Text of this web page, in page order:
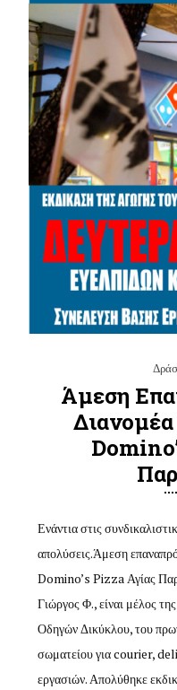
Άμεση
Ενάντια στις
απολύσεις.Άμεση
Domino’s Pizza Αγίας
Γιώργος Φ., είναι μέλος
Οδηγών Δικύκλου, του
σωματείου για courier,
εργασιών. Απολύθηκε